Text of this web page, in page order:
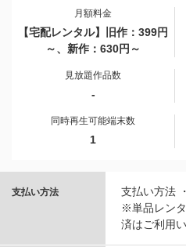
月額料金
【宅配レンタル】旧作：399円
～、新作：630円～
見放題作品数
-
同時再生可能端末数
1
支払い方法
支払い方法
※単品レン
済はご利用